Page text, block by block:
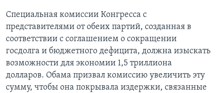
Специальная комиссии Конгресса с
представителями от обеих партий, созданная в
соответствии с соглашением о сокращении
госдолга и бюджетного дефицита, должна изыскать
возможности для экономии 1,5 триллиона
долларов. Обама призвал комиссию увеличить эту
сумму, чтобы она покрывала издержки, связанные